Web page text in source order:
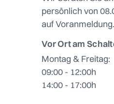
persönlich von
auf Voranmeldung.
Vor Ort am
Montag & Freitag:
09:00 - 12:00h
14:00 - 17:00h